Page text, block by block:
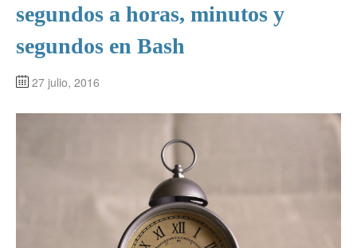
segundos a horas, minutos y
segundos en Bash
27 julio, 2016